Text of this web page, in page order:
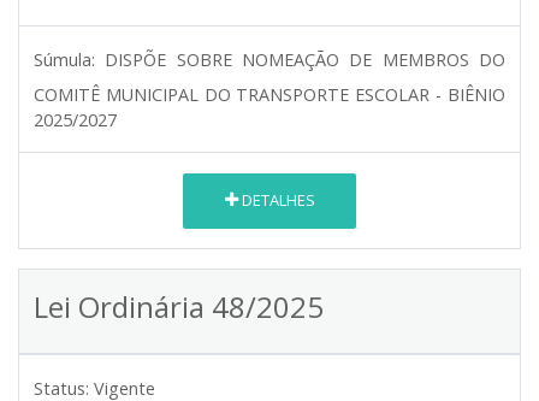
Súmula: DISPÕE SOBRE NOMEAÇÃO DE MEMBROS DO
COMITÊ MUNICIPAL DO TRANSPORTE ESCOLAR - BIÊNIO
2025/2027
DETALHES
Lei Ordinária 48/2025
Status: Vigente